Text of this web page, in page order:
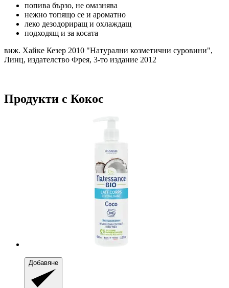
попива бързо, не омазнява
нежно топящо се и ароматно
леко дезодориращ и охлаждащ
подходящ и за косата
виж. Хайке Кезер 2010 "Натурални козметични суровини",
Линц, издателство Фрея, 3-то издание 2012
Продукти с Кокос
Добавяне